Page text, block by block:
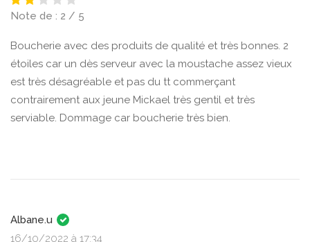
Note de : 2 / 5
Boucherie avec des produits de qualité et très bonnes. 2
étoiles car un dès serveur avec la moustache assez vieux
est très désagréable et pas du tt commerçant
contrairement aux jeune Mickael très gentil et très
serviable. Dommage car boucherie très bien.
Albane.u
16/10/2022 à 17:34